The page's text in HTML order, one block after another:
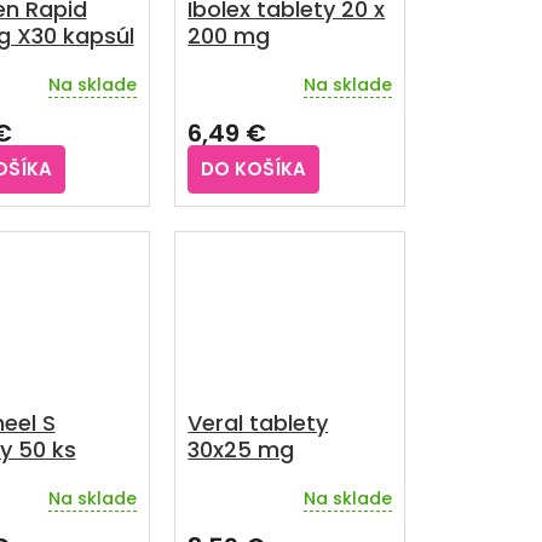
Rapid
X30 kapsúl
Na sklade
Ibolex tablety 20 x
200 mg
produktu
je
3,9
z
5
Na sklade
6,49 €
DO KOŠÍKA
S
50 ks
Na sklade
Veral tablety
30x25 mg
Na sklade